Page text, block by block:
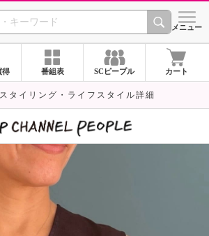
SHOP CHANNEL シメニュー
得 番組表 SCピープル カート
スタイリング・ライフスタイル詳細